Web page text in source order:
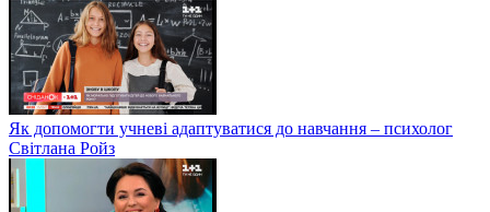
Як допомогти учневі адаптуватися до навчання – психолог
Світлана Ройз